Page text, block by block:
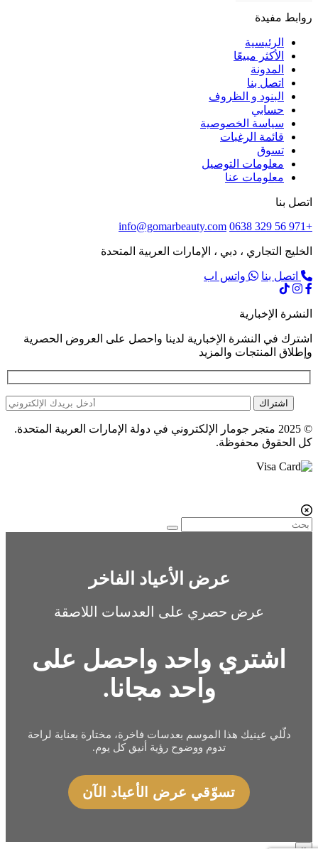
روابط مفيدة
الرئيسية
الأكثر مبيعًا
المدونة
اتصل بنا
البنود و الظروف
حسابي
سياسة الخصوصية
قائمة الرغبات
تسوق
معلومات التوصيل
معلومات عنا
اتصل بنا
+971 56 329 0638
info@gomarbeauty.com
الخليج التجاري ، دبي ، الإمارات العربية المتحدة
اتصل بنا واتس اب
النشرة الإخبارية
اشترك في النشرة الإخبارية لدينا واحصل على العروض الحصرية
وإطلاق المنتجات والمزيد
اشتراك
© 2025 متجر جومار الإلكتروني في دولة الإمارات العربية المتحدة.
كل الحقوق محفوظة.
عرض الأعياد الفاخر
عرض حصري على العدسات اللاصقة
اشتري واحد واحصل على
واحد مجانا.
دلّلي عينيك هذا الموسم بعدسات فاخرة، مختارة بعناية لراحة
تدوم ووضوح رؤية أنيق كل يوم.
تسوّقي عرض الأعياد الآن